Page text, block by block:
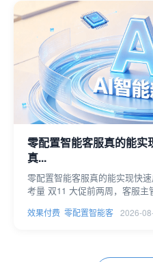
零配置智能客服真的能实
真...
零配置智能客服真的能实现快
考量 双11 大促前两周，客服主
效果付费 零配置智能客 2026-